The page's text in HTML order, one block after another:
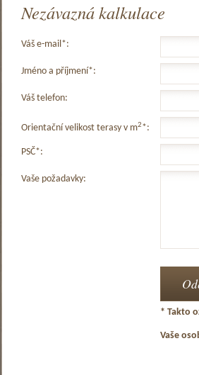
Nezávazná kalkulace
Váš e-mail*:
Jméno a příjmení*:
Váš telefon:
Orientační velikost terasy v m2*:
PSČ*:
Vaše požadavky:
* Takto
Vaše